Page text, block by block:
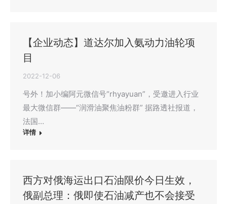
【企业动态】道达尔加入氨动力油轮项
目
2022-12-06
号外！加小编阿元微信号“rhyayuan”，受邀进入行业
最大微信群——“润滑油聚焦油粉群” 据路透社报道，
法国…
详情
西方对俄海运出口石油限价今日生效，
俄副总理：俄即使石油减产也不会接受